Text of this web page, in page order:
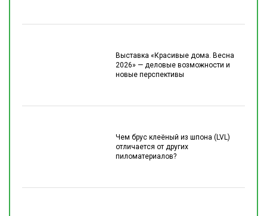
Выставка «Красивые дома. Весна
2026» — деловые возможности и
новые перспективы
Чем брус клеёный из шпона (LVL)
отличается от других
пиломатериалов?